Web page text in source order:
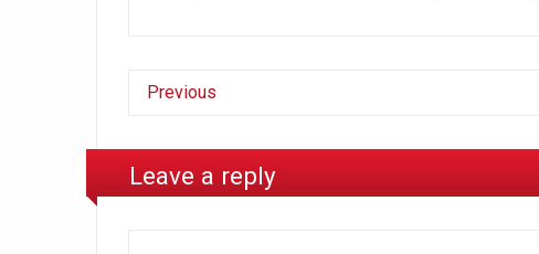
Previous
Leave a reply